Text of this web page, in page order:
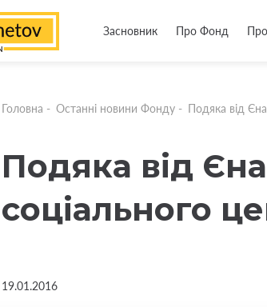
Засновник Про Фонд
Головна - Останні новини Фонду - Подяка від
Подяка від
соціального
19.01.2016